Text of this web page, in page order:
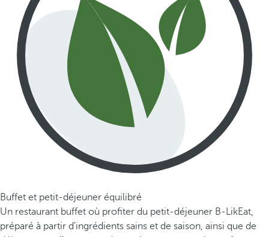
Buffet et petit-déjeuner équilibré
Un restaurant buffet où profiter du petit-déjeuner B-LikEat,
préparé à partir d'ingrédients sains et de saison, ainsi que de